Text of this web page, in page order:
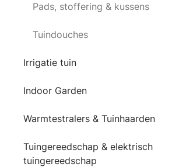
Pads, stoffering & kussens
Tuindouches
Irrigatie tuin
Indoor Garden
Warmtestralers & Tuinhaarden
Tuingereedschap & elektrisch
tuingereedschap